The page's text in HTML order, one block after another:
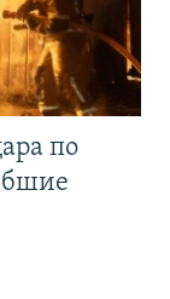
по